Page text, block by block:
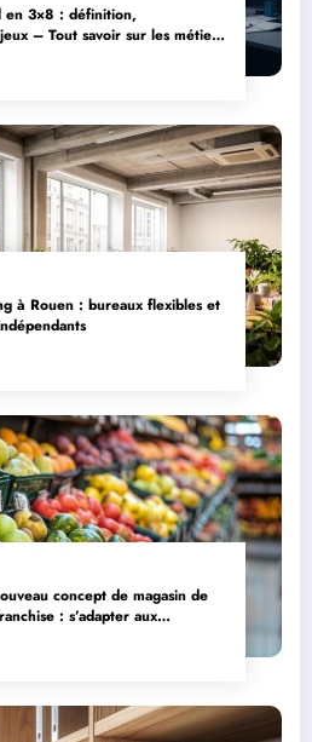
en 3×8 : définition,
– Tout savoir sur les métiers
à Rouen : bureaux flexibles et
concept de magasin de
: s’adapter aux